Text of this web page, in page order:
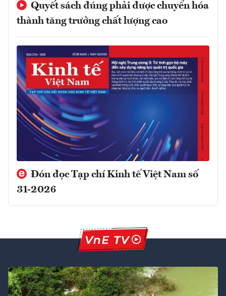
Quyết sách đúng phải được chuyển hóa
thành tăng trưởng chất lượng cao
Đón đọc Tạp chí Kinh tế Việt Nam số
31-2026